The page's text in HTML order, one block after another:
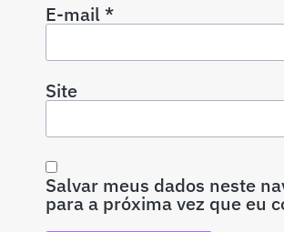
E-mail*
Site
Salvar meus dados neste
para a próxima vez que eu